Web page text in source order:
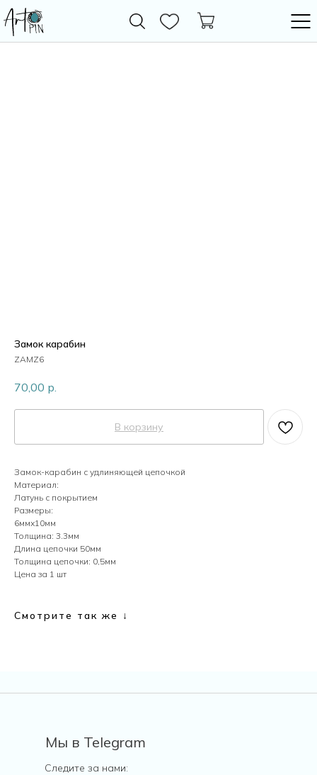
Пластик
Перламутр
Камни
Кристаллы
Жемчуг
Замок карабин
ZAMZ6
70,00 р.
В корзину
Замок-карабин с удлиняющей цепочкой
Материал:
Латунь с покрытием
Размеры:
6ммх10мм
Толщина: 3.3мм
Длина цепочки 50мм
Толщина цепочки: 0,5мм
Цена за 1 шт
Смотрите так же ↓
Следите за нами:
Мы в Telegram